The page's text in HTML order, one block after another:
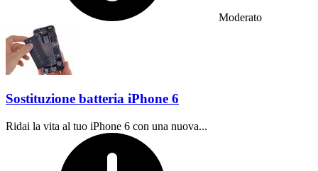
Moderato
Sostituzione batteria iPhone 6
Ridai la vita al tuo iPhone 6 con una nuova...